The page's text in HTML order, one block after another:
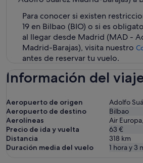
Para conocer si existen
19 en Bilbao (BIO) o si es
al llegar desde Madrid (MAD -
Madrid-Barajas), visita nuestro
antes de reservar tu vuelo.
Información del
Aeropuerto de origen
Adolfo
Aeropuerto de destino
Bilbao
Aerolíneas
Air
Precio de ida y vuelta
63 €
Distancia
318 km
Duración media del vuelo
1 hora y 3